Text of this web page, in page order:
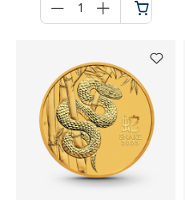
für
Warenkorb